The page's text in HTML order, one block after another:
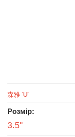
森雅 'U'
Розмір:
3.5"